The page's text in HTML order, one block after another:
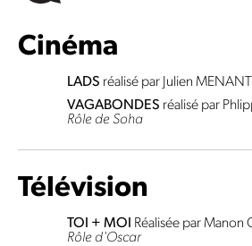
Cinéma
LADS réalisé par Julien
VAGABONDES réalisé par
Rôle de Soha
Télévision
TOI + MOI
Réalisée par Manon
Rôle d'Oscar